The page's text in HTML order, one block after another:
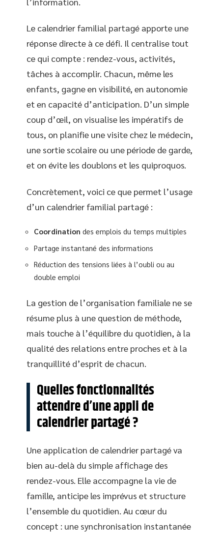
Le calendrier familial partagé apporte une
réponse directe à ce défi. Il centralise tout
ce qui compte : rendez-vous, activités,
tâches à accomplir. Chacun, même les
enfants, gagne en visibilité, en autonomie
et en capacité d’anticipation. D’un simple
coup d’œil, on visualise les impératifs de
tous, on planifie une visite chez le médecin,
une sortie scolaire ou une période de garde,
et on évite les doublons et les quiproquos.
Concrètement, voici ce que permet l’usage
d’un calendrier familial partagé :
Coordination des emplois du temps multiples
Partage instantané des informations
Réduction des tensions liées à l’oubli ou au
double emploi
La gestion de l’organisation familiale ne se
résume plus à une question de méthode,
mais touche à l’équilibre du quotidien, à la
qualité des relations entre proches et à la
tranquillité d’esprit de chacun.
Quelles fonctionnalités
attendre d’une appli de
calendrier partagé ?
Une application de calendrier partagé va
bien au-delà du simple affichage des
rendez-vous. Elle accompagne la vie de
famille, anticipe les imprévus et structure
l’ensemble du quotidien. Au cœur du
concept : une synchronisation instantanée